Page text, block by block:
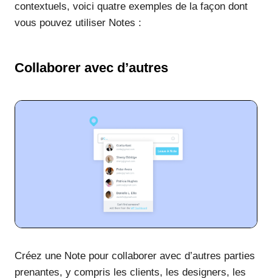
contextuels, voici quatre exemples de la façon dont
vous pouvez utiliser Notes :
Collaborer avec d’autres
Créez une Note pour collaborer avec d’autres parties
prenantes, y compris les clients, les designers, les